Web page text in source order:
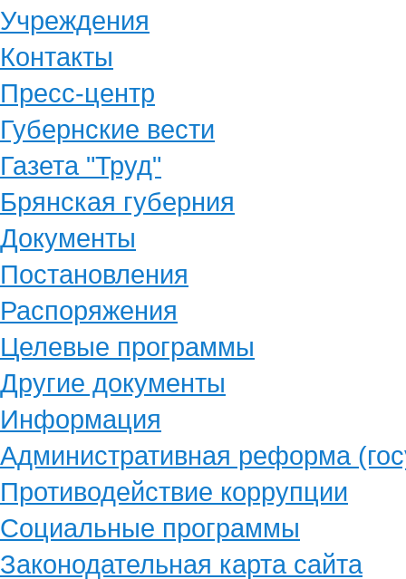
Учреждения
Контакты
Пресс-центр
Губернские вести
Газета "Труд"
Брянская губерния
Документы
Постановления
Распоряжения
Целевые программы
Другие документы
Информация
Административная реформа
Противодействие коррупции
Социальные программы
Законодательная карта сайта